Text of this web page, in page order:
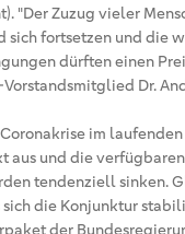
"Der Zuzug vieler
sich fortsetzen und die
dürften einen
Dr.
im
aus und die
tendenziell sinken.
sich die Konjunktur
der